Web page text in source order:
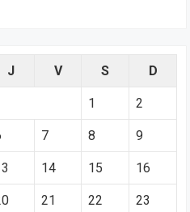
J V S D
1 2
7 8 9
14 15 16
21 22 23